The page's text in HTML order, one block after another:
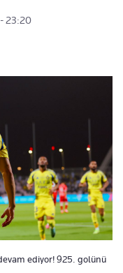
23:20
ediyor! 925. golünü